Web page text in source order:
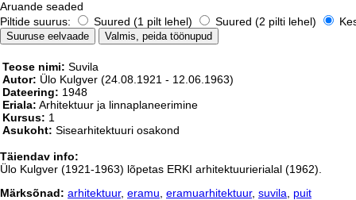
Aruande seaded
Piltide suurus:
Suured (1 pilt lehel) Suured (2 pilti lehel)
Teose nimi: Suvila
Autor: Ülo Kulgver (24.08.1921 - 12.06.1963)
Dateering: 1948
Eriala: Arhitektuur ja linnaplaneerimine
Kursus: 1
Asukoht: Sisearhitektuuri osakond
Täiendav info:
Ülo Kulgver (1921-1963) lõpetas ERKI arhitektuurierialal (1962).
Märksõnad: arhitektuur, eramu eramuarhitektuur, suvila puit